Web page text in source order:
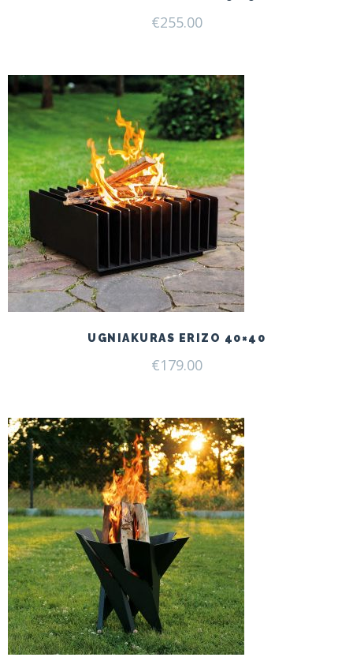
€255.00
UGNIAKURAS ERIZO 40×40
€179.00